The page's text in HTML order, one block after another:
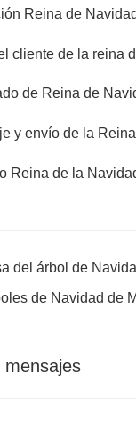
del árbol de
de Navidad de
mensajes